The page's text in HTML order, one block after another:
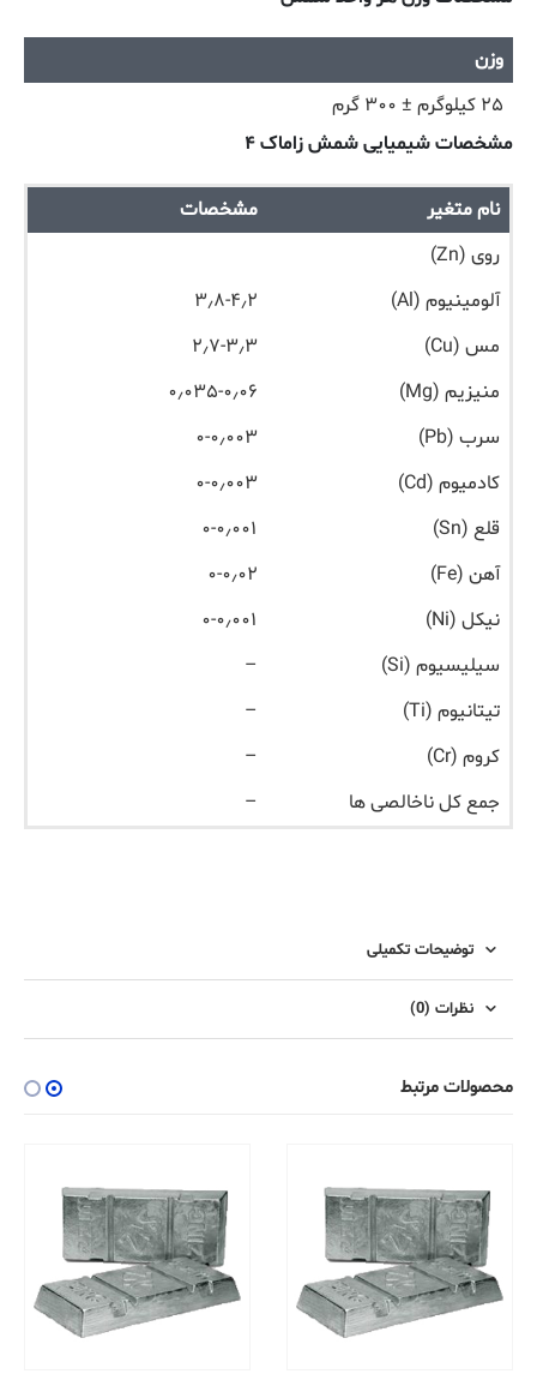
وزن
۲۵ کیلوگرم ± ۳۰۰ گرم
مشخصات شیمیایی شمش زاماک ۴
نام متغیر
مشخصات
روی (Zn)
آلومینیوم (Al)
۳٫۸-۴٫۲
مس (Cu)
۲٫۷-۳٫۳
منیزیم (Mg)
۰٫۰۳۵-۰٫۰۶
سرب (Pb)
۰-۰٫۰۰۳
کادمیوم (Cd)
۰-۰٫۰۰۳
قلع (Sn)
۰-۰٫۰۰۱
آهن (Fe)
۰-۰٫۰۲
نیکل (Ni)
۰-۰٫۰۰۱
سیلیسیوم (Si)
–
تیتانیوم (Ti)
–
کروم (Cr)
–
جمع کل ناخالصی ها
–
توضیحات تکمیلی
نظرات (0)
محصولات مرتبط